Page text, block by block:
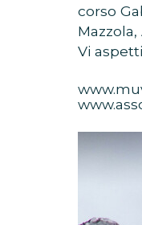
corso
Vi